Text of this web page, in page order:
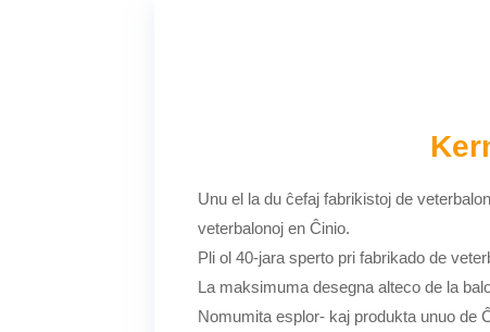
Unu el la du ĉefaj fabrikistoj de
veterbalonoj en Ĉinio.
Pli ol 40-jara sperto pri fabrikado de
La maksimuma desegna alteco de la
Nomumita esplor- kaj produkta unuo de